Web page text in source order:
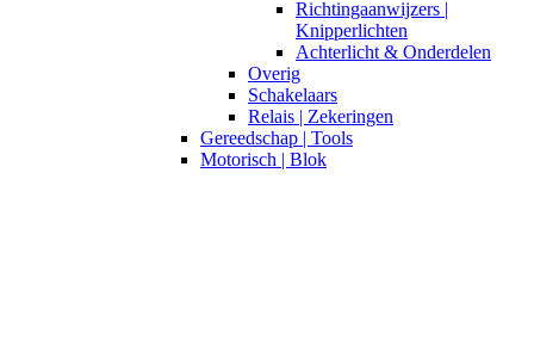
Richtingaanwijzers |
Knipperlichten
Achterlicht & Onderdelen
Overig
Schakelaars
Relais | Zekeringen
Gereedschap | Tools
Motorisch | Blok